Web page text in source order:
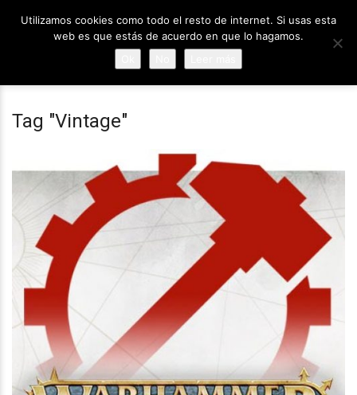
Tag "Vintage"
Utilizamos cookies como todo el resto de internet. Si usas esta
web es que estás de acuerdo en que lo hagamos.